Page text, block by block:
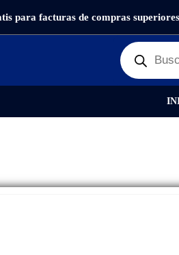
para facturas de compras
PANTALLAS , OUTLET